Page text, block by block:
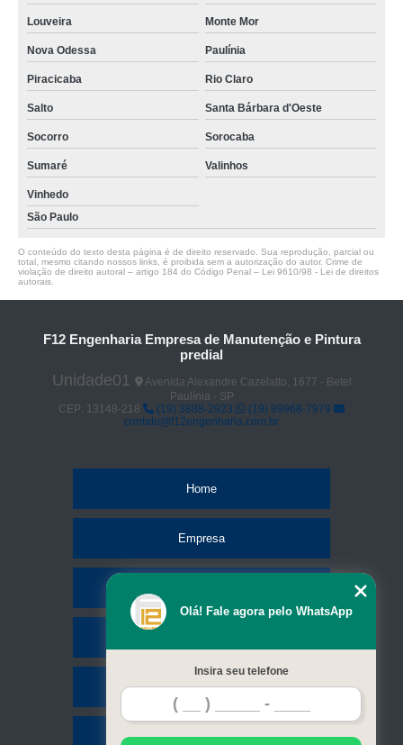
Louveira Monte Mor
Nova Odessa Paulínia
Piracicaba Rio Claro
Salto Santa Bárbara d'Oeste
Socorro Sorocaba
Sumaré Valinhos
Vinhedo
São Paulo
O conteúdo do texto desta página é de direito reservado. Sua reprodução, parcial ou
total, mesmo citando nossos links, é proibida sem a autorização do autor. Crime de
violação de direito autoral – artigo 184 do Código Penal – Lei 9610/98 - Lei de direitos
autorais
F12 Engenharia Empresa de Manutenção e Pintura
predial
Unidade01
Avenida Alexandre Cazelatto, 1677 - Betel
Paulínia - SP
CEP: 13148-218
(19) 3888-2923
(19) 99968-7979
contato@f12engenharia.com.br
Home
Empresa
Contato
Mapa do site
Olá! Fale agora pelo WhatsApp
Insira seu telefone